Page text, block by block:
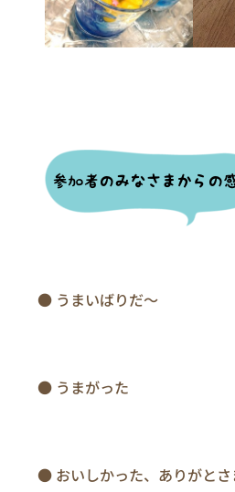
● うまいばりだ～
● うまがった
● おいしかった、ありがとさ